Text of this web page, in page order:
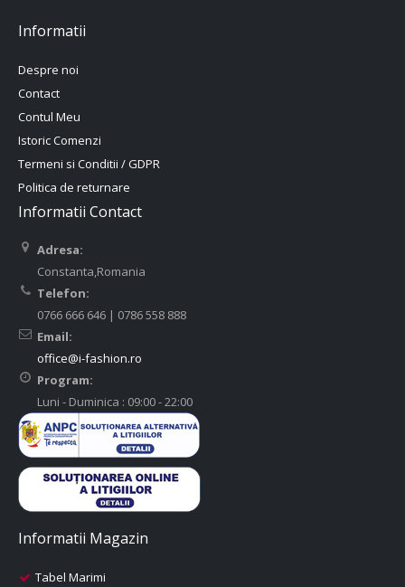
Informatii
Despre noi
Contact
Contul Meu
Istoric Comenzi
Termeni si Conditii / GDPR
Politica de returnare
Informatii Contact
Adresa:
Constanta,Romania
Telefon:
0766 666 646 | 0786 558 888
Email:
office@i-fashion.ro
Program:
Luni - Duminica : 09:00 - 22:00
Informatii Magazin
Tabel Marimi